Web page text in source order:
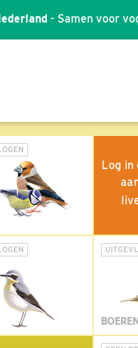
- Samen voor
Log in